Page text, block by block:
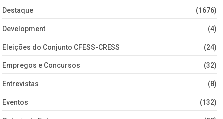
Destaque (1676)
Development (4)
Eleições do Conjunto CFESS-CRESS (24)
Empregos e Concursos (32)
Entrevistas (8)
Eventos (132)